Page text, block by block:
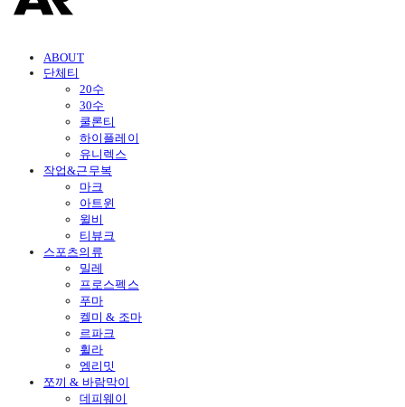
ABOUT
단체티
20수
30수
쿨론티
하이플레이
유니렉스
작업&근무복
마크
아트윈
윌비
티뷰크
스포츠의류
밀레
프로스펙스
푸마
켈미 & 조마
르파크
휠라
엠리밋
쪼끼 & 바람막이
데피웨이